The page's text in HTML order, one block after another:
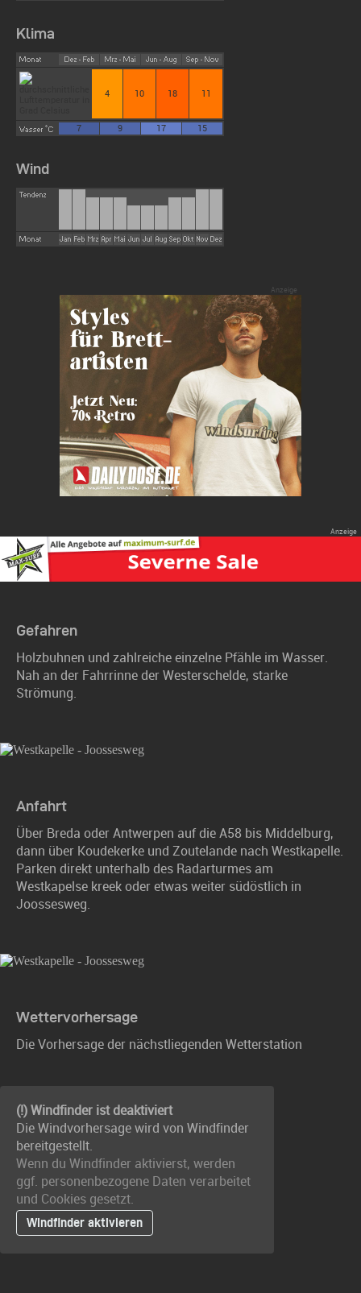
Klima
4 10 18 11
7 9 17 15
Wind
Gefahren
Holzbuhnen und zahlreiche einzelne Pfähle im Wasser.
Nah an der Fahrrinne der Westerschelde, starke
Strömung.
Anfahrt
Über Breda oder Antwerpen auf die A58 bis Middelburg,
dann über Koudekerke und Zoutelande nach Westkapelle.
Parken direkt unterhalb des Radarturmes am
Westkapelse kreek oder etwas weiter südöstlich in
Joossesweg.
Wettervorhersage
Die Vorhersage der nächstliegenden Wetterstation
(!) Windfinder ist deaktiviert
Die Windvorhersage wird von Windfinder
bereitgestellt.
Wenn du Windfinder aktivierst, werden
ggf. personenbezogene Daten verarbeitet
und Cookies gesetzt.
Windfinder aktivieren